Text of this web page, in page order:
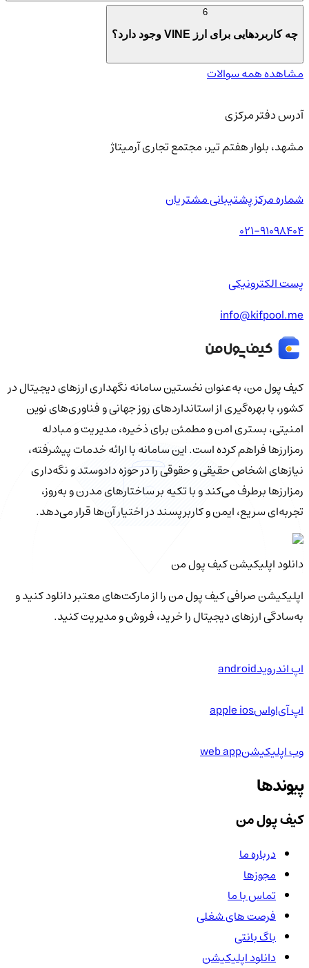
چه کاربردهایی برای ارز VINE وجود دارد؟
مشاهده همه سوالات
آدرس دفتر مرکزی
مشهد، بلوار هفتم تیر، مجتمع تجاری آرمیتاژ
شماره مرکز پشتیبانی مشتریان
021-91098404
پست الکترونیکی
info@kifpool.me
کیف‌ پول من، به‌عنوان نخستین سامانه نگهداری ارزهای دیجیتال در
کشور، با بهره‌گیری از استانداردهای روز جهانی و فناوری‌های نوین
امنیتی، بستری امن و مطمئن برای ذخیره، مدیریت و مبادله
رمزارزها فراهم کرده است. این سامانه با ارائه خدمات پیشرفته،
نیازهای اشخاص حقیقی و حقوقی را در حوزه دادوستد و نگه‌داری
رمزارزها برطرف می‌کند و با تکیه بر ساختارهای مدرن و به‌روز،
تجربه‌ای سریع، ایمن و کاربرپسند در اختیار آن‌ها قرار می‌دهد.
دانلود اپلیکیشن کیف‌ پول من
اپلیکیشن صرافی کیف پول من را از مارکت‌های معتبر دانلود کنید و
به‌سادگی ارزهای دیجیتال را خرید، فروش و مدیریت کنید.
اپ اندرویدandroid
اپ آی‌او‌اسapple ios
وب اپلیکیشنweb app
پیوندها
کیف پول من
درباره ما
مجوزها
تماس با ما
فرصت های شغلی
باگ بانتی
دانلود اپلیکیشن